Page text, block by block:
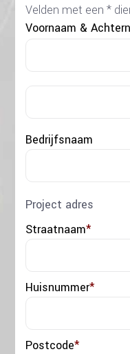
Velden met een *
Voornaam &
Bedrijfsnaam
Project adres
Straatnaam*
Huisnummer*
Postcode*